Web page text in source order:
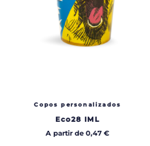
Copos personalizados
Eco28 IML
Preço
A partir de 0,47 €